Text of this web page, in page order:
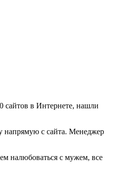
сайтов в Интернете, нашли
напрямую с сайта. Менеджер
налюбоваться с мужем, все